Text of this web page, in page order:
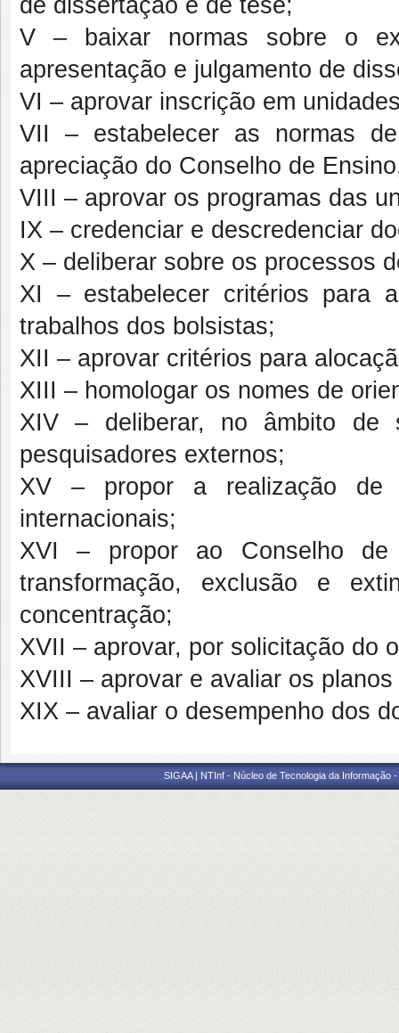
de dissertação e de tese;
V – baixar normas sobre o
apresentação e julgamento de
VI – aprovar inscrição em
VII – estabelecer as normas
apreciação do Conselho de
VIII – aprovar os programas das
IX – credenciar e descredenciar
X – deliberar sobre os processos
XI – estabelecer critérios para
trabalhos dos bolsistas;
XII – aprovar critérios para
XIII – homologar os nomes de
XIV – deliberar, no âmbito de
pesquisadores externos;
XV – propor a realização de
internacionais;
XVI – propor ao Conselho de
transformação, exclusão e
concentração;
XVII – aprovar, por solicitação do
XVIII – aprovar e avaliar os
XIX – avaliar o desempenho dos
SIGAA | NTInf - Núcleo de Tecnologia da